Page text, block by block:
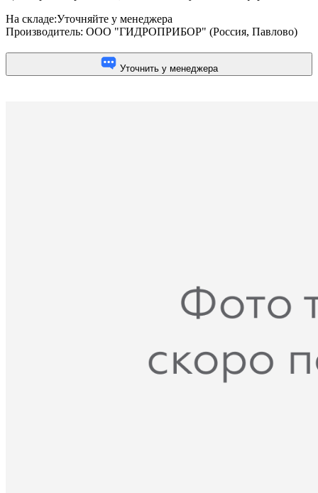
На складе:Уточняйте у менеджера
Производитель: ООО "ГИДРОПРИБОР" (Россия, Павлово)
Уточнить у менеджера